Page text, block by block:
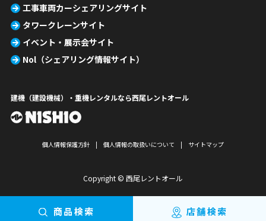
商品検索 店舗検索
工事車両カーシェアリングサイト
タワークレーンサイト
イベント・展示会サイト
Nol（シェアリング情報サイト）
建機（建設機械）・重機レンタルなら西尾レントオール
個人情報保護方針 個人情報の取扱いについて サイトマップ
Copyright © 西尾レントオール